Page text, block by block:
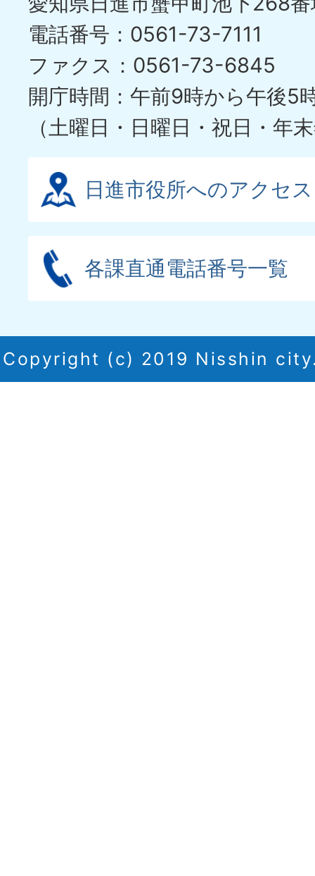
ラ
イ
ド
電話番号：0561-73-7111
ファクス：0561-73-6845
開庁時間：午前9時から午後5
（土曜日・日曜日・祝日・年
日進市役所へのアクセス
各課直通電話番号一覧
Copyright (c) 2019 Nisshin